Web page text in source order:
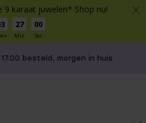
9 karaat juwelen* Shop nu!
27
Min
00
Sec
besteld, morgen in huis